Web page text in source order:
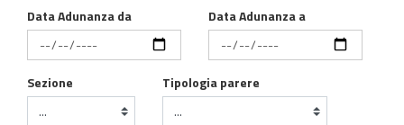
Data Adunanza da Data Adunanza a
Sezione Tipologia parere